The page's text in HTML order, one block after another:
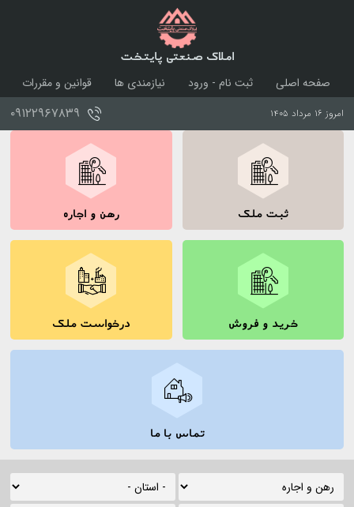
املاک صنعتی پایتخت
صفحه اصلی ثبت نام - ورود نیازمندی ها
قوانین و مقررات
امروز ۱۶ مرداد ۱۴۰۵ ۰۹۱۲۲۹۶۷۸۳۹
ثبت ملک رهن و اجاره
خرید و فروش درخواست ملک
تماس با ما